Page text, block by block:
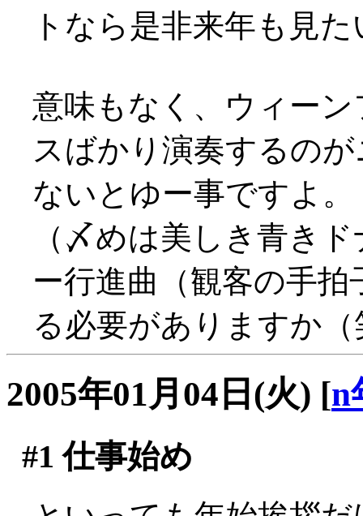
トなら是非来年も見
意味もなく、ウィー
スばかり演奏するの
ないとゆー事ですよ。
（〆めは美しき青き
ー行進曲（観客の手
る必要がありますか（
2005年01月04日(火) [n
#1 仕事始め